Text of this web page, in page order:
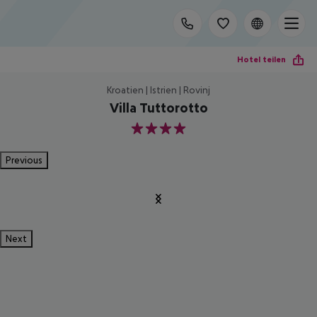
Hotel teilen
Kroatien | Istrien | Rovinj
Villa Tuttorotto
4
Previous
Next